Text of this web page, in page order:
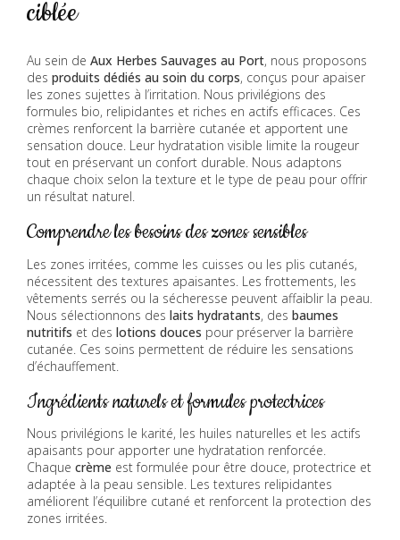
ciblée
Au sein de Aux Herbes Sauvages au Port, nous proposons
des produits dédiés au soin du corps, conçus pour apaiser
les zones sujettes à l’irritation. Nous privilégions des
formules bio, relipidantes et riches en actifs efficaces. Ces
crèmes renforcent la barrière cutanée et apportent une
sensation douce. Leur hydratation visible limite la rougeur
tout en préservant un confort durable. Nous adaptons
chaque choix selon la texture et le type de peau pour offrir
un résultat naturel.
Comprendre les besoins des zones sensibles
Les zones irritées, comme les cuisses ou les plis cutanés,
nécessitent des textures apaisantes. Les frottements, les
vêtements serrés ou la sécheresse peuvent affaiblir la peau.
Nous sélectionnons des laits hydratants, des baumes
nutritifs et des lotions douces pour préserver la barrière
cutanée. Ces soins permettent de réduire les sensations
d’échauffement.
Ingrédients naturels et formules protectrices
Nous privilégions le karité, les huiles naturelles et les actifs
apaisants pour apporter une hydratation renforcée.
Chaque crème est formulée pour être douce, protectrice et
adaptée à la peau sensible. Les textures relipidantes
améliorent l’équilibre cutané et renforcent la protection des
zones irritées.